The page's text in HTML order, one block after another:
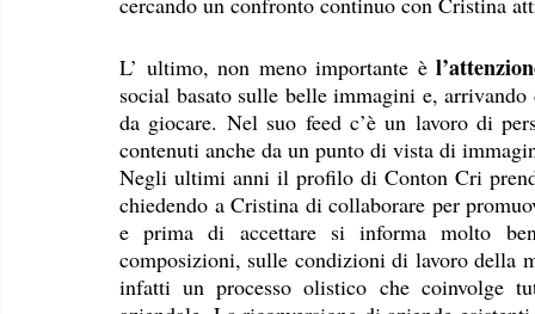
L’ ultimo, non meno importante è
social basato sulle belle immagini e,
da giocare. Nel suo feed c’è un lavoro di
contenuti anche da un punto di vista di
Negli ultimi anni il profilo di Conton Cri
chiedendo a Cristina di collaborare per
e prima di accettare si informa molto
composizioni, sulle condizioni di lavoro della
infatti un processo olistico che coinvolge